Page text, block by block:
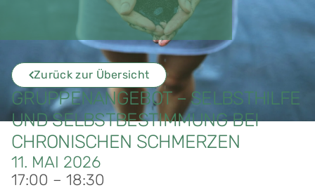
Zurück zur Übersicht
GRUPPENANGEBOT – SELBSTHILFE
UND SELBSTBESTIMMUNG BEI
CHRONISCHEN SCHMERZEN
11. MAI 2026
17:00 – 18:30